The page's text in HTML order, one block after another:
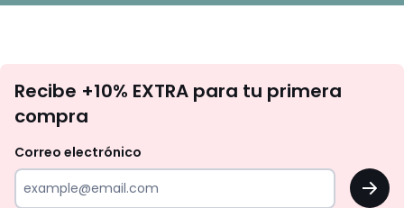
te
tu
Recibe +10% EXTRA para tu primera
compra
Correo electrónico
OK